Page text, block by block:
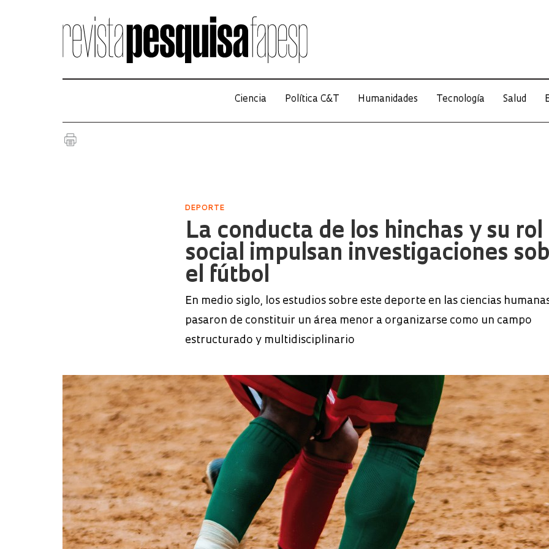
Ciencia Política C&T Humanidades Tecnología Salud
DEPORTE
La conducta de los hinchas y su rol
social impulsan investigaciones
el fútbol
En medio siglo, los estudios sobre este deporte en las ciencias
pasaron de constituir un área menor a organizarse como un campo
estructurado y multidisciplinario